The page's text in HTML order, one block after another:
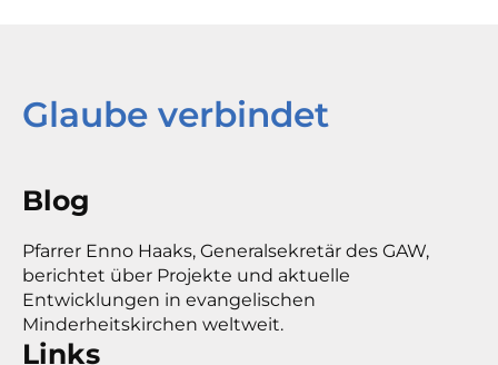
Glaube verbindet
Blog
Pfarrer Enno Haaks, Generalsekretär des GAW,
berichtet über Projekte und aktuelle
Entwicklungen in evangelischen
Minderheitskirchen weltweit.
Links